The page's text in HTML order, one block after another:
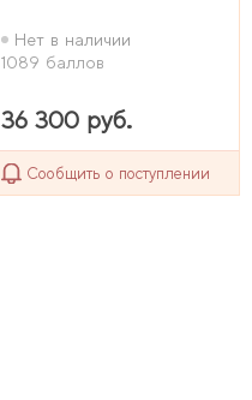
Нет в наличии
1089 баллов
36 300 руб.
Сообщить о поступлении